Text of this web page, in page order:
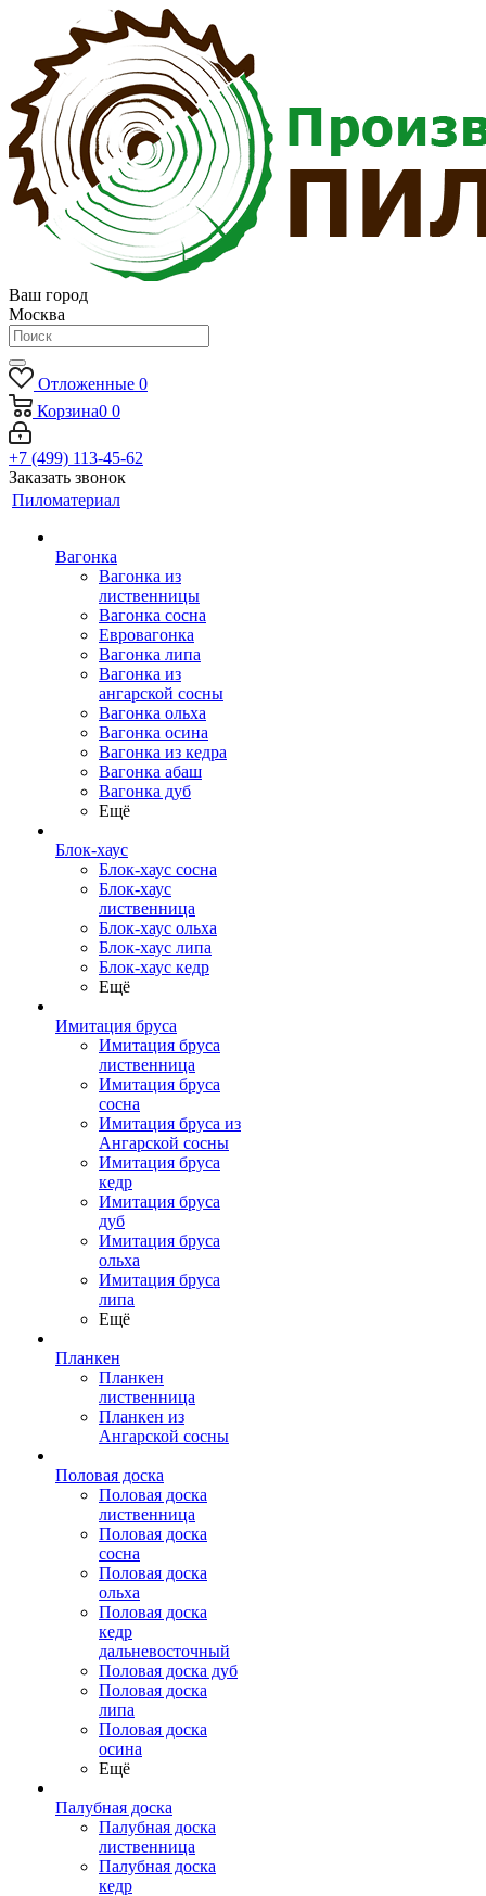
Ваш город
Москва
Отложенные 0
Корзина0 0
+7 (499) 113-45-62
Заказать звонок
Пиломатериал
Вагонка
Вагонка из
лиственницы
Вагонка сосна
Евровагонка
Вагонка липа
Вагонка из
ангарской сосны
Вагонка ольха
Вагонка осина
Вагонка из кедра
Вагонка абаш
Вагонка дуб
Ещё
Блок-хаус
Блок-хаус сосна
Блок-хаус
лиственница
Блок-хаус ольха
Блок-хаус липа
Блок-хаус кедр
Ещё
Имитация бруса
Имитация бруса
лиственница
Имитация бруса
сосна
Имитация бруса из
Ангарской сосны
Имитация бруса
кедр
Имитация бруса
дуб
Имитация бруса
ольха
Имитация бруса
липа
Ещё
Планкен
Планкен
лиственница
Планкен из
Ангарской сосны
Половая доска
Половая доска
лиственница
Половая доска
сосна
Половая доска
ольха
Половая доска
кедр
дальневосточный
Половая доска дуб
Половая доска
липа
Половая доска
осина
Ещё
Палубная доска
Палубная доска
лиственница
Палубная доска
кедр